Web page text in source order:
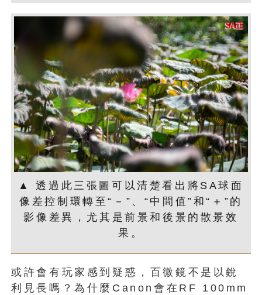
▲ 透過此三張圖可以清楚看出將SA球面
像差控制環轉至“－”、“中間值”和“＋”的
影像差異，尤其是前景和後景的散景效
果。
或許會有玩家感到疑惑，百微鏡不是以銳
利見長嗎？為什麼Canon會在RF 100mm